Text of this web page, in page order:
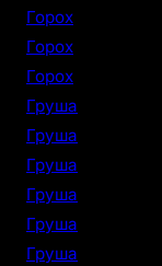
Горох
Горох
Горох
Груша
Груша
Груша
Груша
Груша
Груша